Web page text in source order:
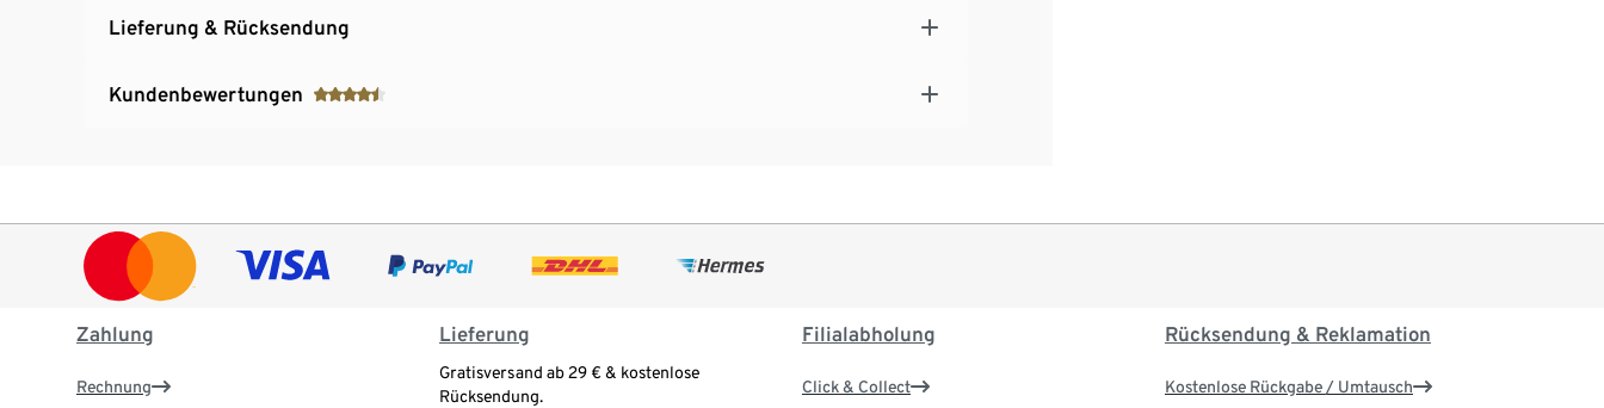
Lieferung & Rücksendung
Kundenbewertungen
Zahlung
Rechnung
Lieferung
Gratisversand ab 29 € & kostenlose
Rücksendung.
Filialabholung
Click & Collect
Rücksendung & Reklamation
Kostenlose Rückgabe / Umtausch